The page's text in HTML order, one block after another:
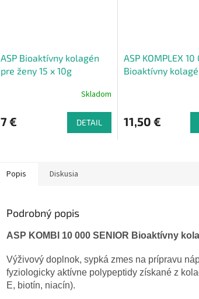
ASP Bioaktívny kolagén
pre ženy 15 x 10g
Skladom
7 € DETAIL
ASP KOMPLEX
Bioaktívny
11,50 €
Popis Diskusia
Podrobný popis
ASP KOMBI 10 000 SENIOR Bioaktívny
Výživový doplnok, sypká zmes na prípravu
fyziologicky aktívne polypeptidy získané z
E, biotín, niacín).